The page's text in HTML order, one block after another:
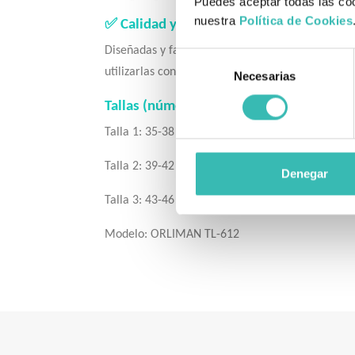
nuestra Política de Cookies.
Selección
de
consentimiento
Necesarias
Denegar
✅ Calidad y Confort Duradero
Diseñadas y fabricadas íntegramente en
utilizarlas con calzado deportivo, de vestir o
Tallas (número de calzado):
Talla 1: 35-38
Talla 2: 39-42
Talla 3: 43-46
Modelo: ORLIMAN TL-612